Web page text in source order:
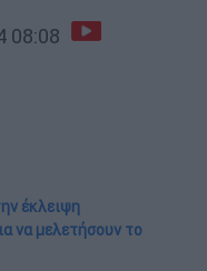
08:08
έκλειψη
να μελετήσουν το